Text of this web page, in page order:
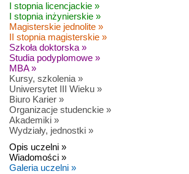
I stopnia licencjackie »
I stopnia inżynierskie »
Magisterskie jednolite »
II stopnia magisterskie »
Szkoła doktorska »
Studia podyplomowe »
MBA »
Kursy, szkolenia »
Uniwersytet III Wieku »
Biuro Karier »
Organizacje studenckie »
Akademiki »
Wydziały, jednostki »
Opis uczelni »
Wiadomości »
Galeria uczelni »